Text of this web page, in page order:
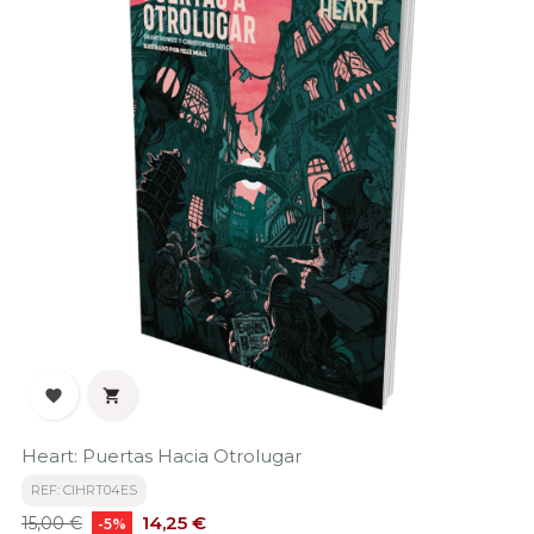
 
Heart: Puertas Hacia Otrolugar
REF: CIHRT04ES
Precio
15,00 € -5% Precio
14,25 €